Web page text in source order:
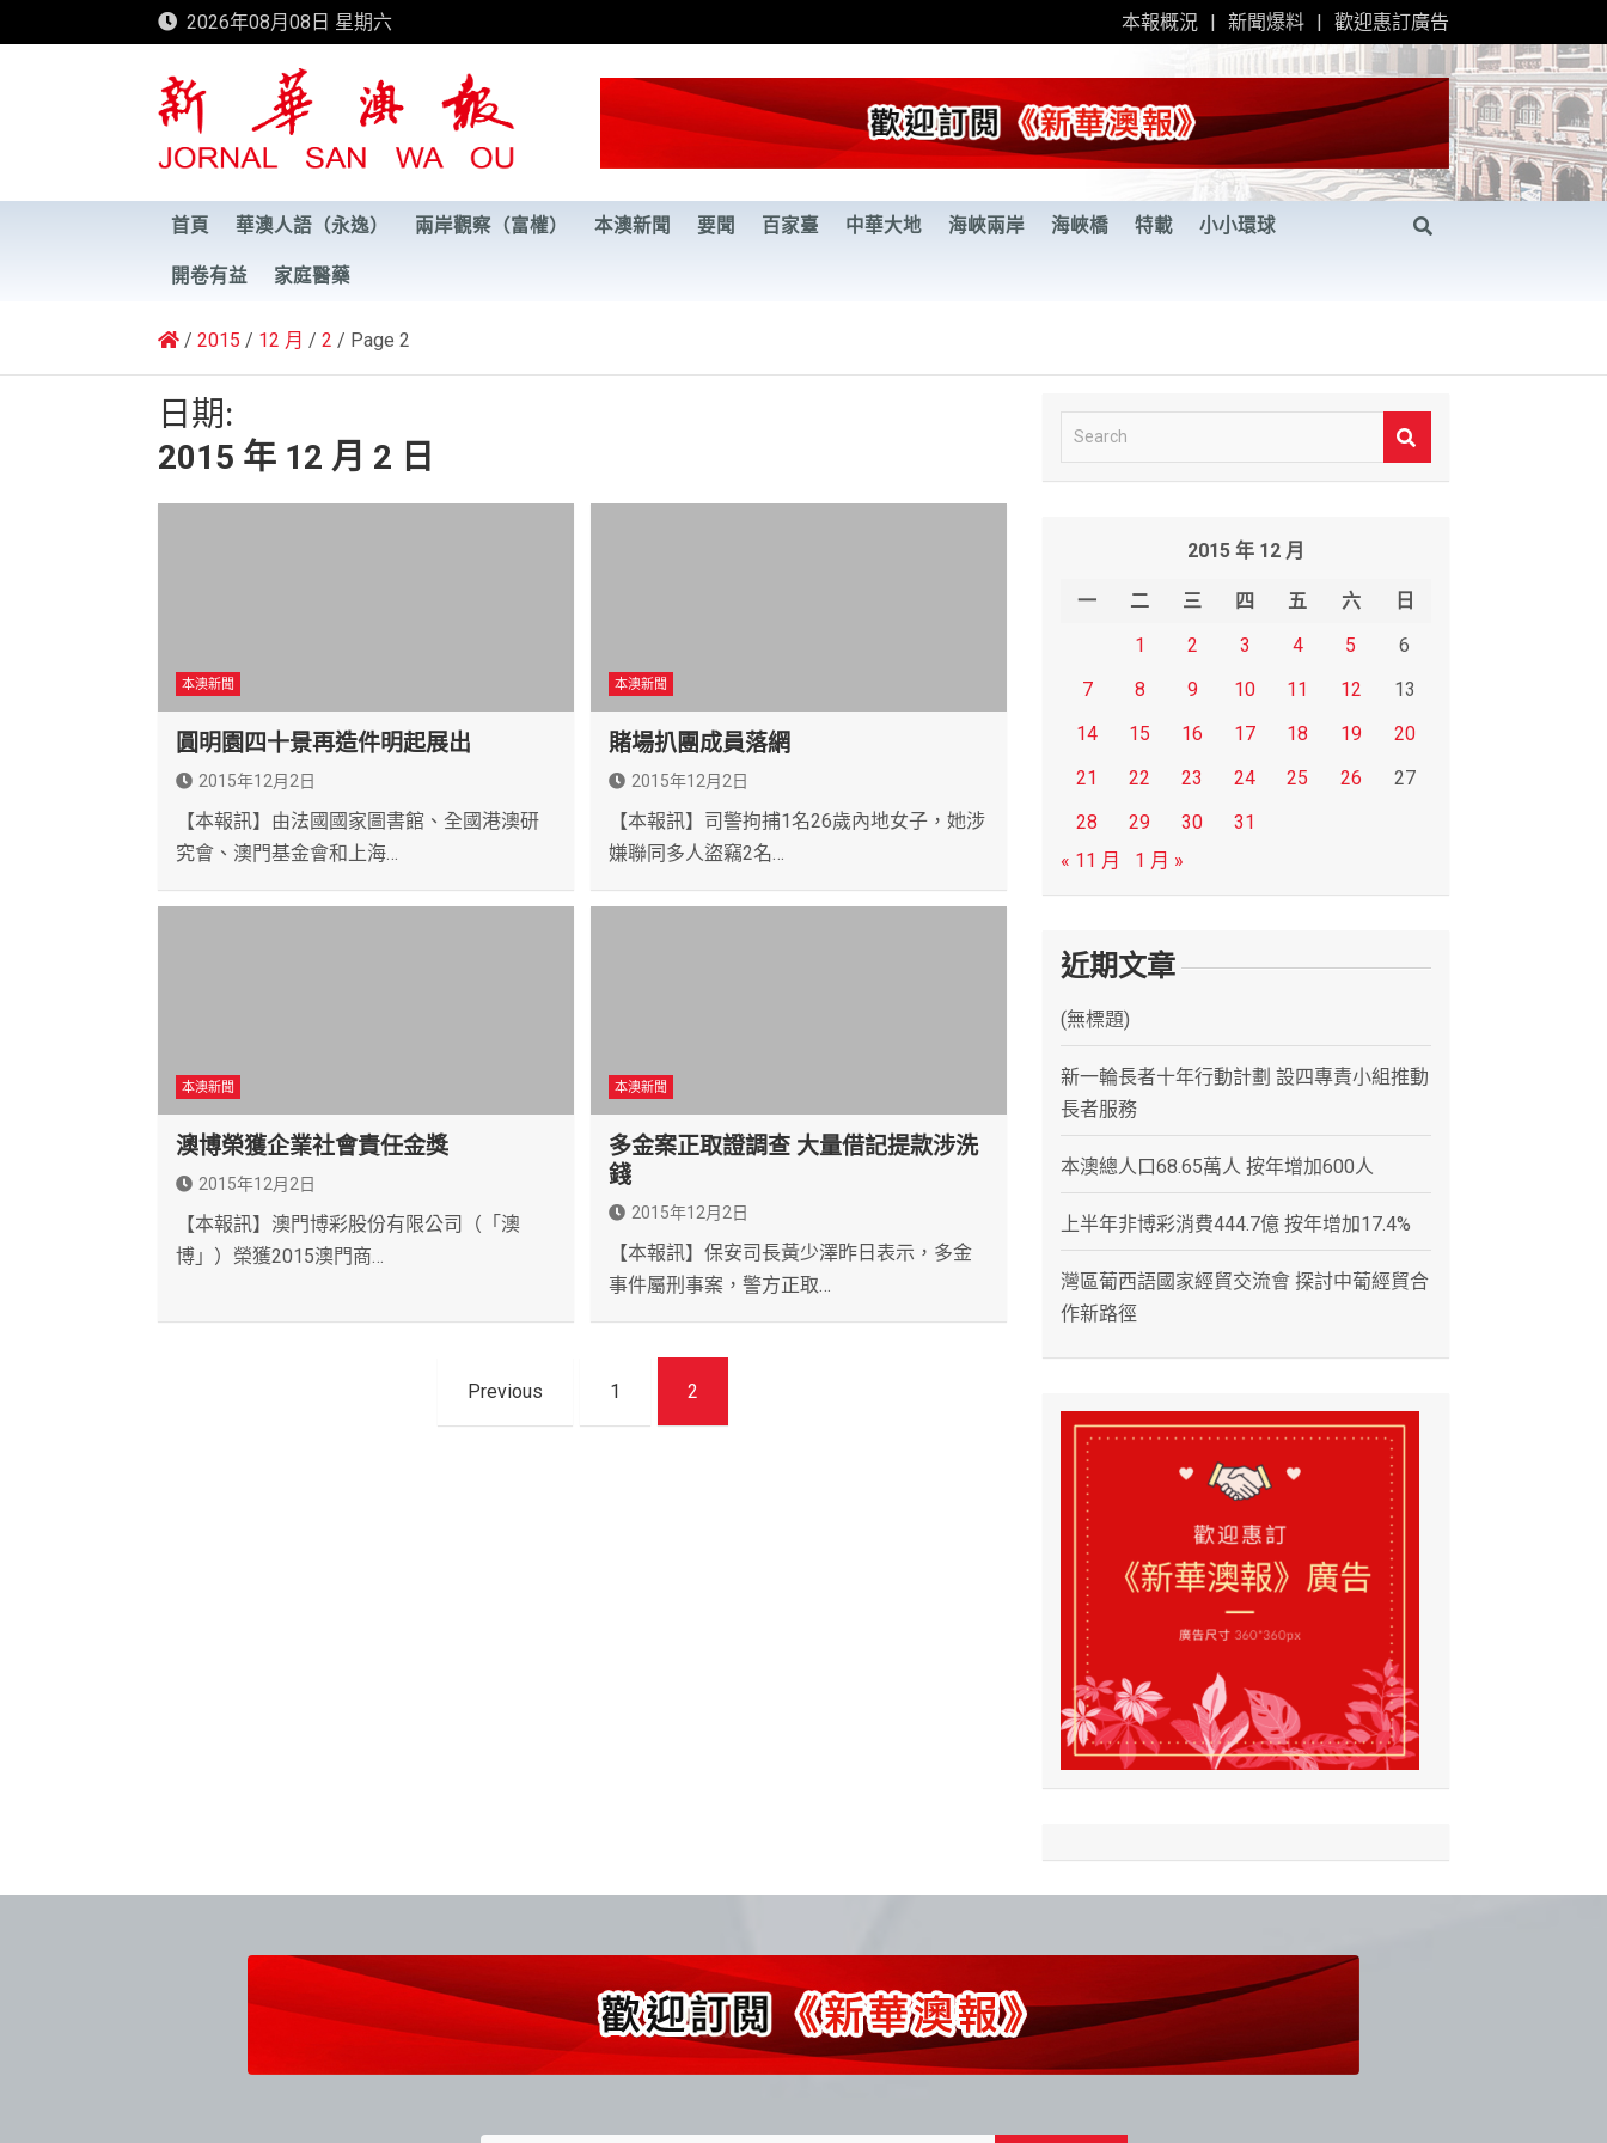
to
2026年08月08日 星期六 本報概況 新聞爆料 歡迎惠訂廣告
新華澳報
首頁 華澳人語（永逸） 兩岸觀察（富權） 本澳新聞 要聞 百家臺 中華大地 海峽兩岸 海峽橋 特載 小小環球
開卷有益 家庭醫藥
2015 12 月 2 Page 2
日期:
2015 年 12 月 2 日
本澳新聞
圓明園四十景再造件明起展出
2015年12月2日
【本報訊】由法國國家圖書館、全國港澳研
究會、澳門基金會和上海…
本澳新聞
賭場扒團成員落網
2015年12月2日
【本報訊】司警拘捕1名26歲內地女子，她涉
嫌聯同多人盜竊2名…
本澳新聞
澳博榮獲企業社會責任金獎
2015年12月2日
【本報訊】澳門博彩股份有限公司（「澳
博」）榮獲2015澳門商…
本澳新聞
多金案正取證調查 大量借記提款涉洗
錢
2015年12月2日
【本報訊】保安司長黃少澤昨日表示，多金
事件屬刑事案，警方正取…
Previous 1 2
e
2015 年 12 月
一 二 三 四 五 六
日
1
2 3 4 5
6
7
8 9 10 11 12
13
14
15 16 17 18 19
20
21
22 23 24 25 26
27
28
29 30
31
« 11 月
1 月 »
近期文章
(無標題)
新一輪長者十年行動計劃 設四專責小組推動
長者服務
本澳總人口68.65萬人 按年增加600人
上半年非博彩消費444.7億 按年增加17.4%
灣區葡西語國家經貿交流會 探討中葡經貿合
作新路徑